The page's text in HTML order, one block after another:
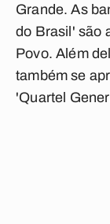
Grande. As
do Brasil' são
Povo. Além
também se
'Quartel